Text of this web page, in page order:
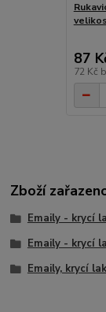
87
72 Kč
Zboží
Emaily - krycí
Emaily - krycí
Emaily, krycí